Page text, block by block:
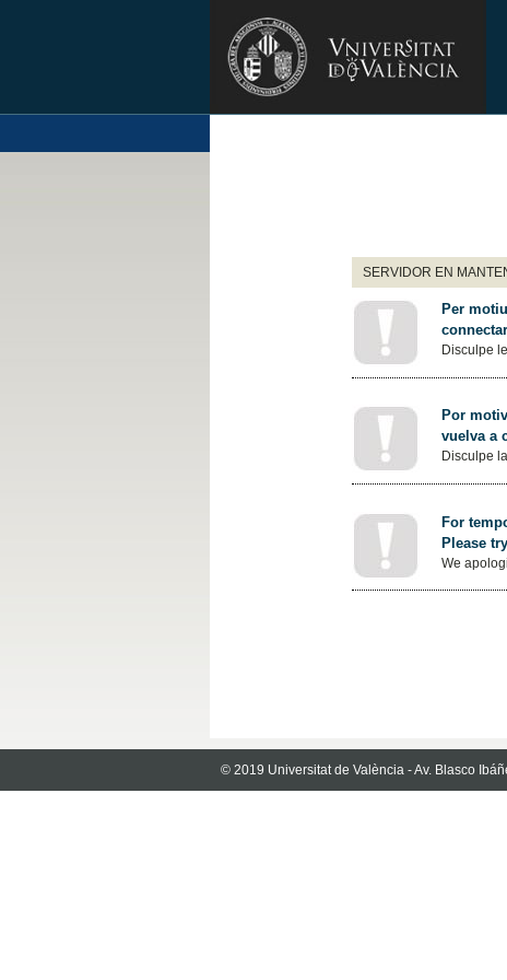
SERVIDOR EN
Per
Disculpe
Por
vuelva a
Disculpe
For
Please
We
© 2019 Universitat de València - Av. Blasco